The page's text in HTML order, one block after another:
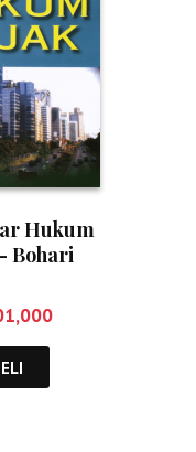
Hukum
Bohari